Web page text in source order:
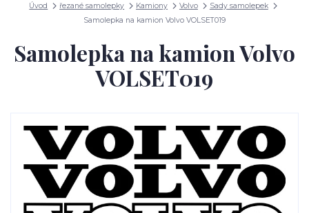
Úvod řezané samolepky Kamiony Volvo
Sady samolepek
Samolepka na kamion Volvo VOLSET019
Samolepka na kamion Volvo
VOLSET019